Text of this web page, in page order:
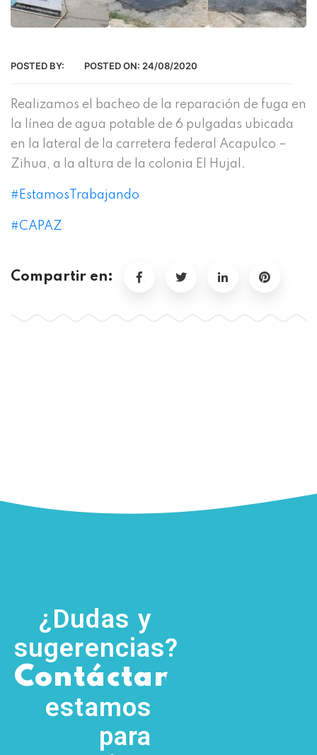
POSTED BY: POSTED ON: 24/08/2020
Realizamos el bacheo de la reparación de fuga en
la línea de agua potable de 6 pulgadas ubicada
en la lateral de la carretera federal Acapulco –
Zihua, a la altura de la colonia El Hujal.
#EstamosTrabajando
#CAPAZ
Compartir en:
¿Dudas y
sugerencias?
Contáctanos
estamos
para